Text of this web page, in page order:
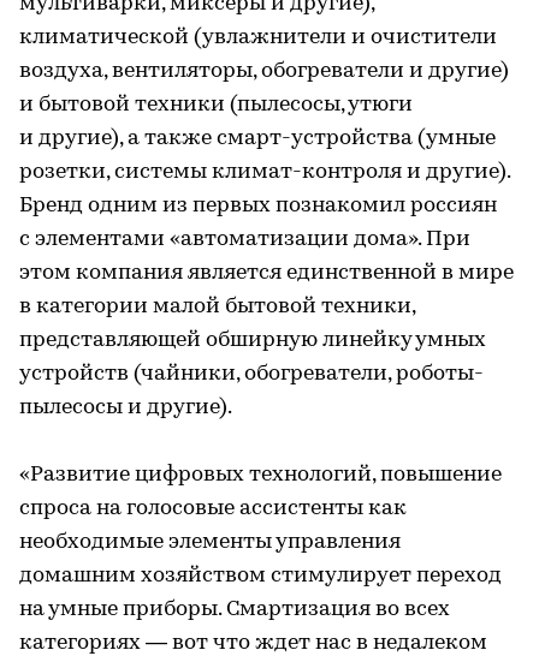
климатической (увлажнители и очистители
воздуха, вентиляторы, обогреватели и другие)
и бытовой техники (пылесосы, утюги
и другие), а также смарт-устройства (умные
розетки, системы климат-контроля и другие).
Бренд одним из первых познакомил россиян
с элементами «автоматизации дома». При
этом компания является единственной в мире
в категории малой бытовой техники,
представляющей обширную линейку умных
устройств (чайники, обогреватели, роботы-
пылесосы и другие).
«Развитие цифровых технологий, повышение
спроса на голосовые ассистенты как
необходимые элементы управления
домашним хозяйством стимулирует переход
на умные приборы. Смартизация во всех
категориях — вот что ждет нас в недалеком